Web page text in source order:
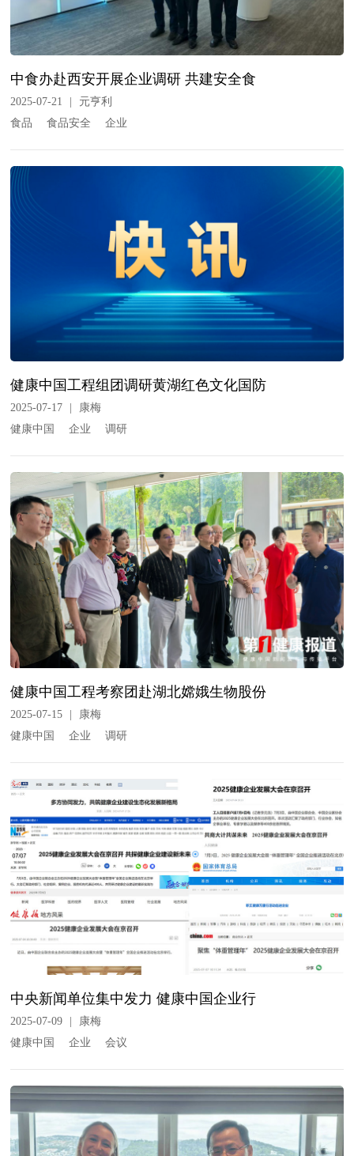
中食办赴西安开展企业调研 共建安全食
2025-07-21 |
元亨利
食品
食品安全 企业
健康中国工程组团调研黄湖红色文化国防
2025-07-17
康梅
健康中国
企业 调研
健康中国工程考察团赴湖北嫦娥生物股份
2025-07-15
康梅
健康中国
企业 调研
中央新闻单位集中发力 健康中国企业行
2025-07-09 |
康梅
健康中国
企业 会议